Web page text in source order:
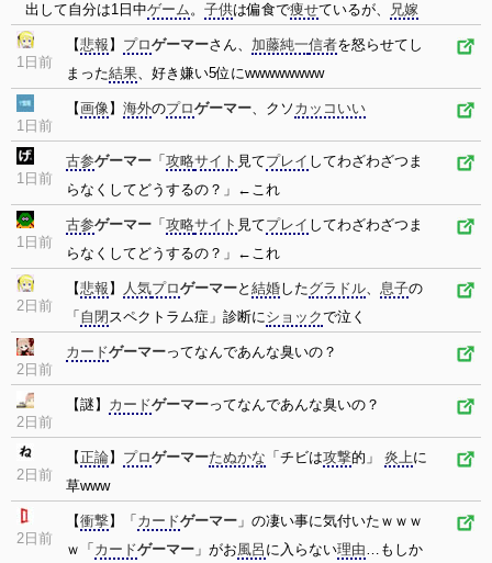
出して自分は1日中ゲーム。 子供は偏食で痩せているが、 兄嫁
1日前
【悲報 】 プロゲーマーさん、 加藤純一信者を怒らせてし
まった結果、好き嫌い5位にwwwwwwww
1日前
【画像】 海外のプロゲーマー、クソ カッコいい
1日前
古参ゲーマー 「 攻略サイト 見てプレイ してわざわざつま
らなくしてどうするの？」←これ
1日前
古参ゲーマー 「 攻略サイト 見てプレイ してわざわざつま
らなくしてどうするの？」←これ
2日前
【悲報 】 人気プロゲーマーと 結婚したグラドル、 息子の
「 自閉 スペクトラム症」診断にショックで泣く
2日前
カードゲーマーってなんであんな臭いの？
2日前
【謎】 カードゲーマーってなんであんな臭いの？
2日前
【正論】 プロゲーマーたぬかな 「チビは攻撃的」 炎上に
草www
2日前
【衝撃】「 カードゲーマー 」の凄い事に気付いたｗｗｗ
ｗ「 カードゲーマー 」がお風呂 に入らない理由…もしか